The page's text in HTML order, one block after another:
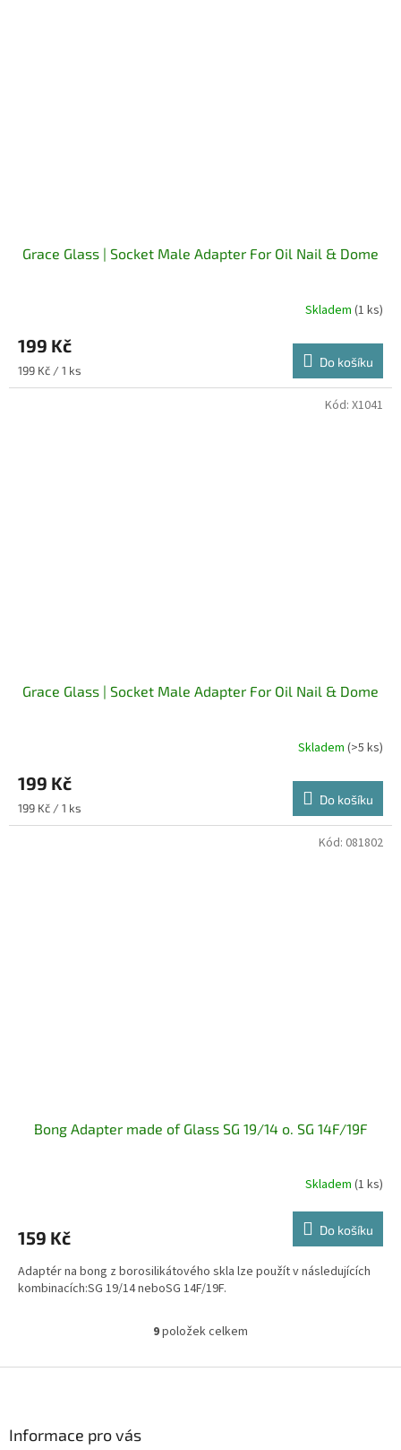
Grace Glass | Socket Male Adapter For Oil Nail & Dome
Skladem (1 ks)
199 Kč
Měrná
cena:
199 Kč / 1 ks
Do košíku
Grace Glass | Socket Male Adapter For Oil Nail & Dome
Skladem (>5 ks)
199 Kč
Měrná
cena:
199 Kč / 1 ks
Do košíku
Kód: X1041
Bong Adapter made of Glass SG 19/14 o. SG 14F/19F
Skladem (1 ks)
159 Kč Do košíku
Adaptér na bong z borosilikátového skla lze použít v následujících
kombinacích:SG 19/14 neboSG 14F/19F.
Kód: 081802
O
l
9položek celkem
Informace pro vás